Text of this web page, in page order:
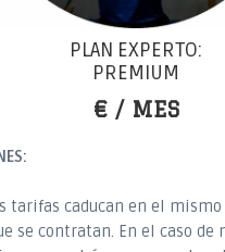
PLAN EXPERTO:
PREMIUM
€ / MES
tarifas caducan en el
se contratan. En el caso de